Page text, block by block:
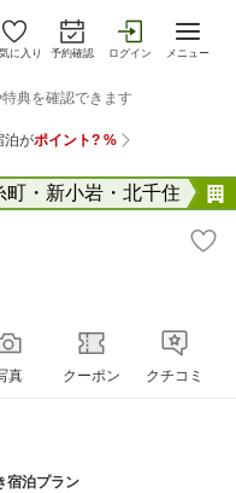
に入り 予約確認 ログイン メニュー
町・新小岩・北千住
真 クーポン クチコミ
宿泊プラン